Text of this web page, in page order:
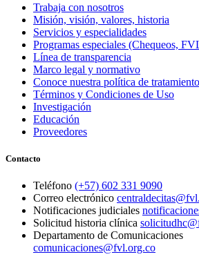
Trabaja con nosotros
Misión, visión, valores, historia
Servicios y especialidades
Programas especiales (Chequeos,
Línea de transparencia
Marco legal y normativo
Conoce nuestra política de
Términos y Condiciones de Uso
Investigación
Educación
Proveedores
Contacto
Teléfono (+57) 602 331 9090
Correo electrónico
Notificaciones judiciales
Solicitud historia clínica
Departamento de Comunicaciones
comunicaciones@fvl.org.co